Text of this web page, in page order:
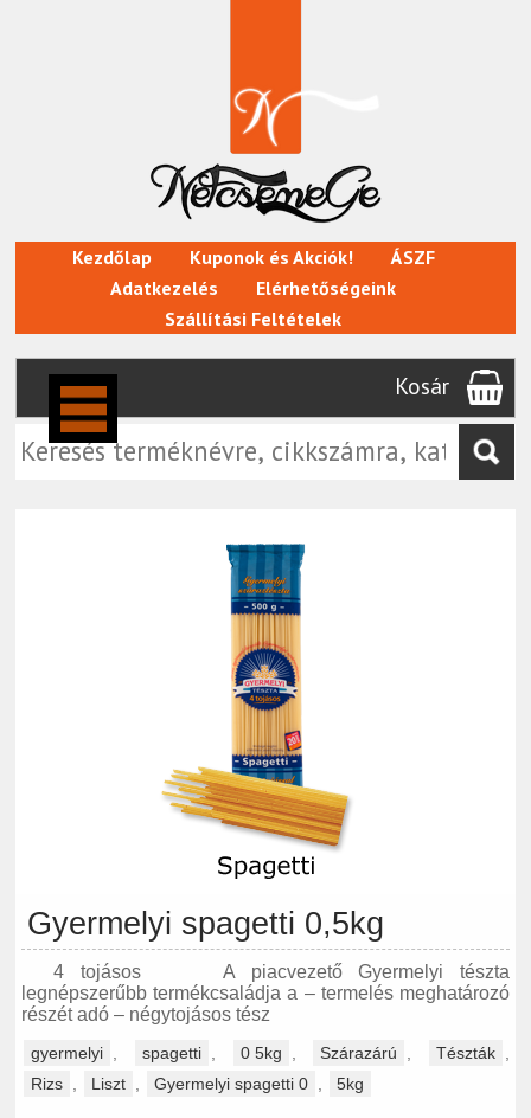
Kezdőlap Kuponok és Akciók!
ÁSZF
Adatkezelés
Elérhetőségeink
Szállítási Feltételek
Kosár
Gyermelyi spagetti 0,5kg
4 tojásos A piacvezető Gyermelyi tészta
legnépszerűbb termékcsaládja a – termelés meghatározó
részét adó – négytojásos tész
gyermelyi spagetti 0 5kg Szárazárú Tészták
Rizs
Liszt Gyermelyi spagetti 0 5kg